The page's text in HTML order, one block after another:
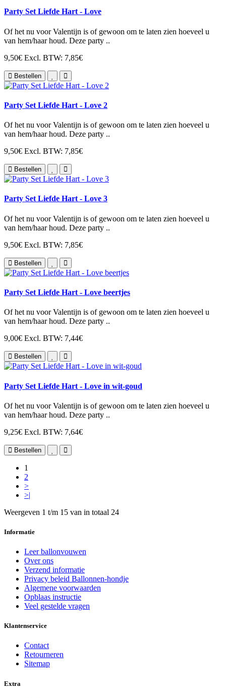
Party Set Liefde Hart - Love
Of het nu voor Valentijn is of gewoon om te laten zien hoeveel u
van hem/haar houd. Deze party ..
9,50€ Excl. BTW: 7,85€
Bestellen
Party Set Liefde Hart - Love 2
Of het nu voor Valentijn is of gewoon om te laten zien hoeveel u
van hem/haar houd. Deze party ..
9,50€ Excl. BTW: 7,85€
Bestellen
Party Set Liefde Hart - Love 3
Of het nu voor Valentijn is of gewoon om te laten zien hoeveel u
van hem/haar houd. Deze party ..
9,50€ Excl. BTW: 7,85€
Bestellen
Party Set Liefde Hart - Love beertjes
Of het nu voor Valentijn is of gewoon om te laten zien hoeveel u
van hem/haar houd. Deze party ..
9,00€ Excl. BTW: 7,44€
Bestellen
Party Set Liefde Hart - Love in wit-goud
Of het nu voor Valentijn is of gewoon om te laten zien hoeveel u
van hem/haar houd. Deze party ..
9,25€ Excl. BTW: 7,64€
Bestellen
1
2
>
>|
Weergeven 1 t/m 15 van in totaal 24
Informatie
Leer ballonvouwen
Over ons
Verzend informatie
Privacy beleid Ballonnen-hondje
Algemene voorwaarden
Opblaas instructie
Veel gestelde vragen
Klantenservice
Contact
Retourneren
Sitemap
Extra